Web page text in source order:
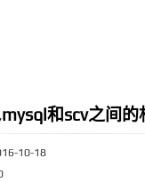
和scv之间的
10-18